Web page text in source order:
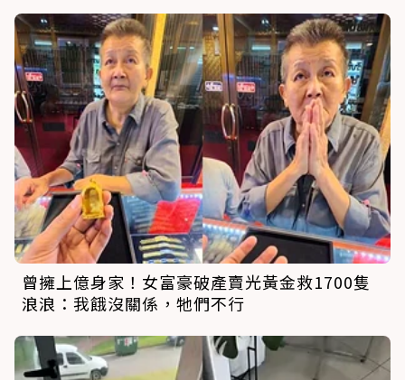
曾擁上億身家！女富豪破產賣光黃金救1700隻
浪浪：我餓沒關係，牠們不行